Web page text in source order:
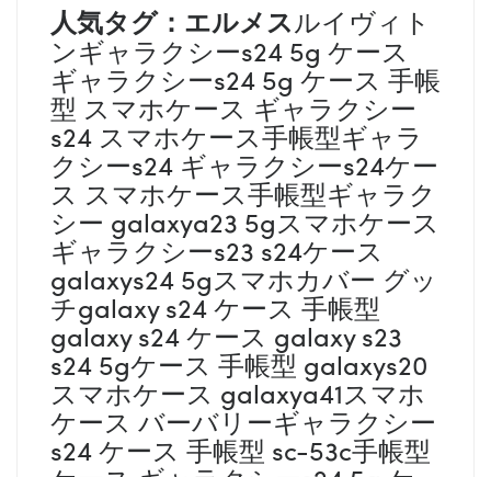
人気タグ：エルメスルイヴィト
ンギャラクシーs24 5g ケース
ギャラクシーs24 5g ケース 手帳
型 スマホケース ギャラクシー
s24 スマホケース手帳型ギャラ
クシーs24 ギャラクシーs24ケー
ス スマホケース手帳型ギャラク
シー galaxya23 5gスマホケース
ギャラクシーs23 s24ケース
galaxys24 5gスマホカバー グッ
チgalaxy s24 ケース 手帳型
galaxy s24 ケース galaxy s23
s24 5gケース 手帳型 galaxys20
スマホケース galaxya41スマホ
ケース バーバリーギャラクシー
s24 ケース 手帳型 sc-53c手帳型